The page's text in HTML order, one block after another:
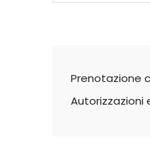
Prenotazione
Autorizzazioni